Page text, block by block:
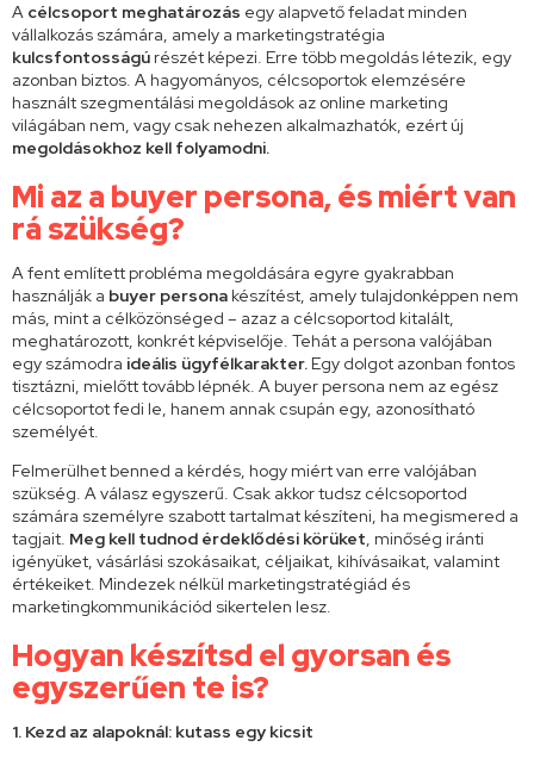
A célcsoport meghatározás egy alapvető feladat minden
vállalkozás számára, amely a marketingstratégia
kulcsfontosságú részét képezi. Erre több megoldás létezik, egy
azonban biztos. A hagyományos, célcsoportok elemzésére
használt szegmentálási megoldások az online marketing
világában nem, vagy csak nehezen alkalmazhatók, ezért új
megoldásokhoz kell folyamodni.
Mi az a buyer persona, és miért van
rá szükség?
A fent említett probléma megoldására egyre gyakrabban
használják a buyer persona készítést, amely tulajdonképpen nem
más, mint a célközönséged – azaz a célcsoportod kitalált,
meghatározott, konkrét képviselője. Tehát a persona valójában
egy számodra ideális ügyfélkarakter. Egy dolgot azonban fontos
tisztázni, mielőtt tovább lépnék. A buyer persona nem az egész
célcsoportot fedi le, hanem annak csupán egy, azonosítható
személyét.
Felmerülhet benned a kérdés, hogy miért van erre valójában
szükség. A válasz egyszerű. Csak akkor tudsz célcsoportod
számára személyre szabott tartalmat készíteni, ha megismered a
tagjait. Meg kell tudnod érdeklődési körüket, minőség iránti
igényüket, vásárlási szokásaikat, céljaikat, kihívásaikat, valamint
értékeiket. Mindezek nélkül marketingstratégiád és
marketingkommunikációd sikertelen lesz.
Hogyan készítsd el gyorsan és
egyszerűen te is?
1. Kezd az alapoknál: kutass egy kicsit